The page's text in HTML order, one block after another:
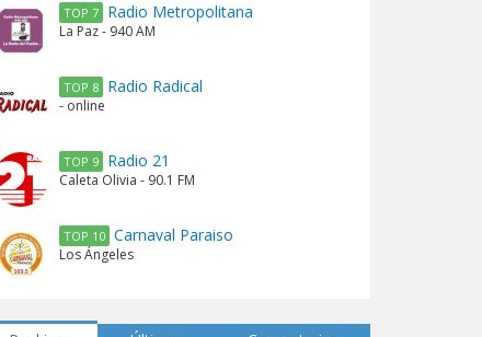
TOP 7 Radio Metropolitana
La Paz - 940 AM
TOP 8 Radio Radical
- online
TOP 9 Radio 21
Caleta Olivia - 90.1 FM
TOP 10 Carnaval Paraiso
Los Ángeles